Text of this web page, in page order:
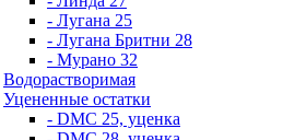
- Лугана 25
- Лугана Бритни 28
- Мурано 32
Водорастворимая
Уцененные остатки
- DMC 25, уценка